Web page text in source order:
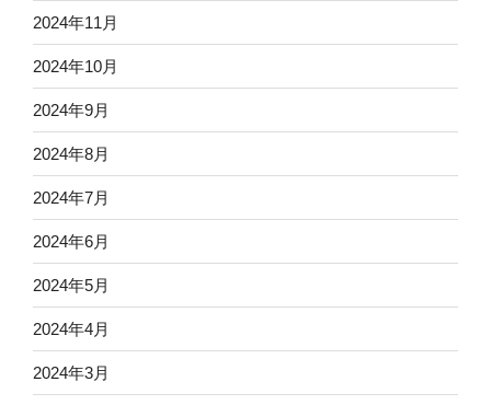
2024年11月
2024年10月
2024年9月
2024年8月
2024年7月
2024年6月
2024年5月
2024年4月
2024年3月